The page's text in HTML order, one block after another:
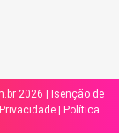
2026 |
Isenção de
Política